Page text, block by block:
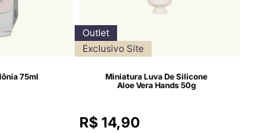
75ml
Outlet
Exclusivo Site
Miniatura Luva De Silicone
Aloe Vera Hands 50g
R$ 14,90